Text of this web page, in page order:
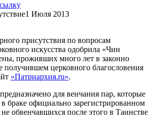
1 Июля 2013
присутствия по вопросам
искусства одобрила «Чин
проживших много лет в законно
церковного благословения
«Патриархия.ru».
для венчания пар, которые
браке официально зарегистрированном
обвенчавшихся после этого в Таинстве